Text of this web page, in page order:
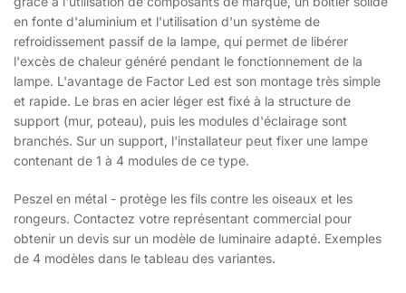
en fonte d'aluminium et l'utilisation d'un système de
refroidissement passif de la lampe, qui permet de libérer
l'excès de chaleur généré pendant le fonctionnement de la
lampe. L'avantage de Factor Led est son montage très simple
et rapide. Le bras en acier léger est fixé à la structure de
support (mur, poteau), puis les modules d'éclairage sont
branchés. Sur un support, l'installateur peut fixer une lampe
contenant de 1 à 4 modules de ce type.
Peszel en métal - protège les fils contre les oiseaux et les
rongeurs. Contactez votre représentant commercial pour
obtenir un devis sur un modèle de luminaire adapté. Exemples
de 4 modèles dans le tableau des variantes.